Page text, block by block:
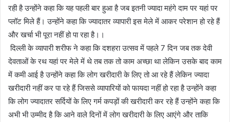
रही है उन्होंने कहा कि यह पहली बार हुआ है जब इतनी ज्यादा महंगे दाम पर यहां पर
प्लॉट मिले हैं। उन्होंने कहा कि ज्यादातर व्यापारी इस मेले में आकर परेशान हो रहे हैं
और खर्चा भी पूरा नहीं हो पा रहा है।।
दिल्ली के व्यापारी शरीफ ने कहा कि दशहरा उत्सव में पहले 7 दिन जब तक देवी
देवताओं के रथ यहां पर मेले में थे तब तक तो काम अच्छा था लेकिन उसके बाद काम
में कमी आई है उन्होंने कहा कि लोग खरीदारी के लिए तो आ रहे हैं लेकिन ज्यादा
खरीदारी नहीं कर पा रहे हैं जिससे व्यापारियों को फायदा नहीं हो रहा है उन्होंने कहा
कि लोग ज्यादातर सर्दियों के लिए गर्म कपड़ों की खरीदारी कर रहे हैं उन्होंने कहा कि
अभी भी उम्मीद है कि आने वाले दिनों में लोग खरीदारी के लिए आएंगे और ताकि